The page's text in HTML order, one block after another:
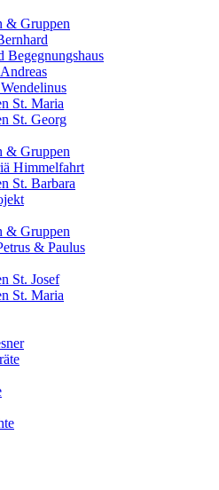
& Gruppen
Begegnungshaus
St. Maria
St. Georg
& Gruppen
Himmelfahrt
St. Barbara
& Gruppen
& Paulus
St. Josef
St. Maria